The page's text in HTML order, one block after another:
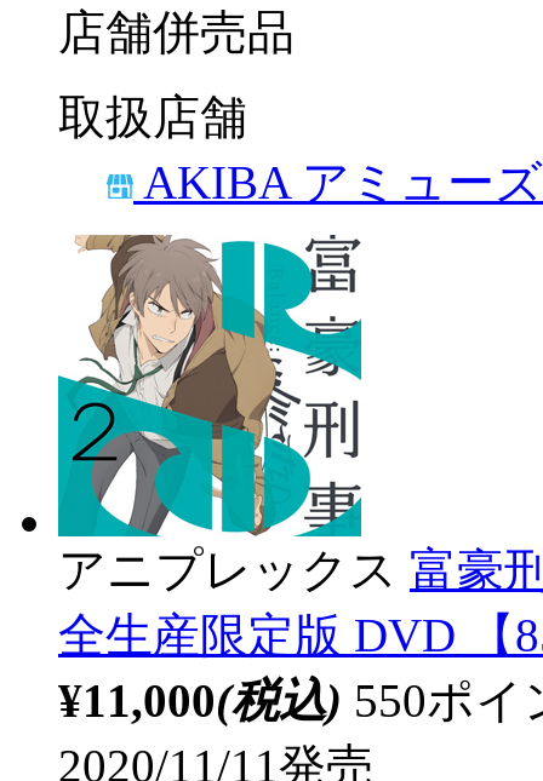
店舗併売品
取扱店舗
AKIBA アミュー
アニプレックス 富豪
全生産限定版 DVD 【
¥11,000(税込) 550ポ
2020/11/11発売